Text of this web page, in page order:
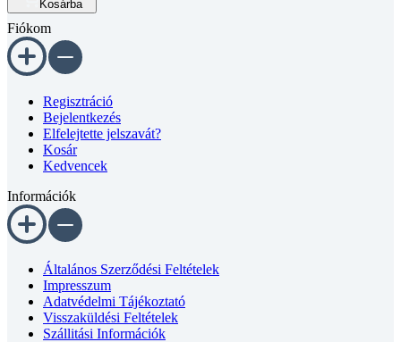
csavar
DIN
7380
10.9
fekete
M6x20
mennyiség
Kosárba
Fiókom
Regisztráció
Bejelentkezés
Elfelejtette jelszavát?
Kosár
Kedvencek
Információk
Általános Szerződési Feltételek
Impresszum
Adatvédelmi Tájékoztató
Visszaküldési Feltételek
Szállitási Információk